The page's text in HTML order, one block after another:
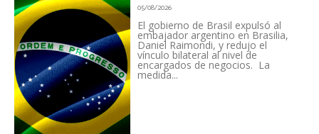
05/08/2026
El gobierno de Brasil expulsó al
embajador argentino en Brasilia,
Daniel Raimondi, y redujo el
vínculo bilateral al nivel de
encargados de negocios. La
medida...